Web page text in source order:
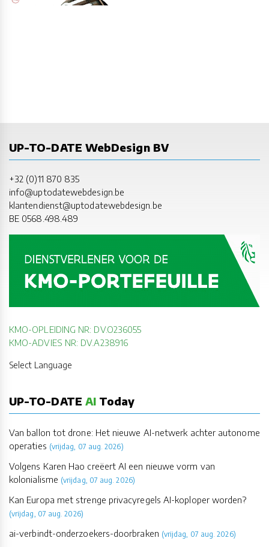
UP-TO-DATE WebDesign BV
+32 (0)11 870 835
info@uptodatewebdesign.be
klantendienst@uptodatewebdesign.be
BE 0568.498.489
KMO-OPLEIDING NR: DV.O236055
KMO-ADVIES NR: DV.A238916
Select Language
UP-TO-DATE AI Today
Van ballon tot drone: Het nieuwe AI-netwerk achter autonome
operaties (vrijdag, 07 aug. 2026)
Volgens Karen Hao creëert AI een nieuwe vorm van
kolonialisme (vrijdag, 07 aug. 2026)
Kan Europa met strenge privacyregels AI-koploper worden?
(vrijdag, 07 aug. 2026)
ai-verbindt-onderzoekers-doorbraken (vrijdag, 07 aug. 2026)